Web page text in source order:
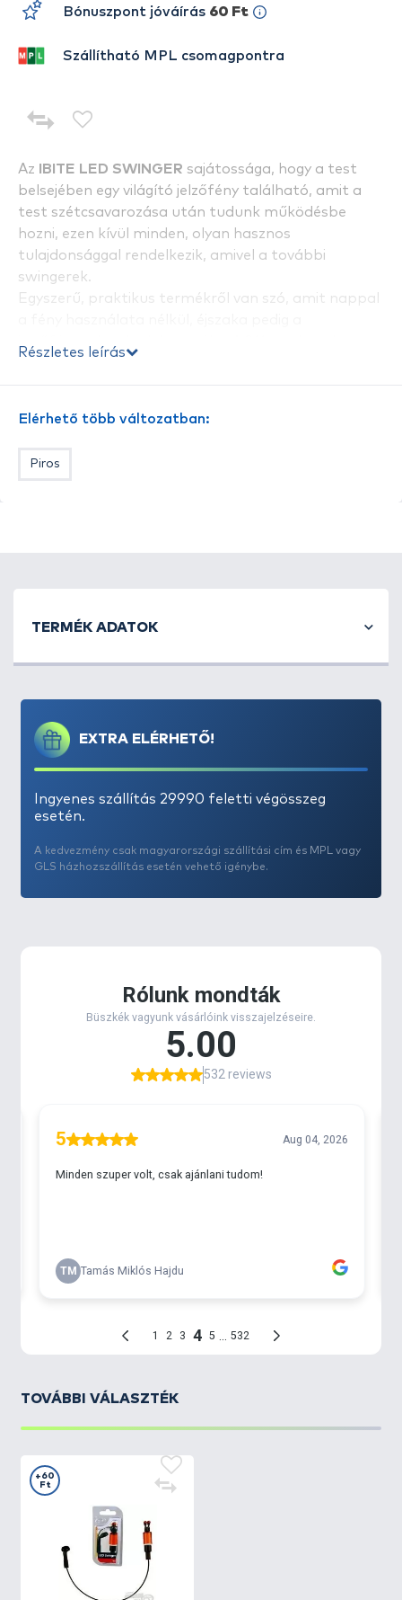
Az IBITE LED SWINGER sajátossága, hogy a test
belsejében egy világító jelzőfény található, amit a
test szétcsavarozása után tudunk működésbe
hozni, ezen kívül minden, olyan hasznos
tulajdonsággal rendelkezik, amivel a további
swingerek.
Egyszerű, praktikus termékről van szó, amit nappal
hossza: 21 cm.
Részletes leírás
Elérhető több változatban:
Piros
Bónuszpont jóváírás 60 Ft
Szállítható MPL csomagpontra
EXTRA ELÉRHETŐ!
Ingyenes szállítás 29990 feletti végösszeg
esetén.
A kedvezmény csak magyarországi szállítási cím és MPL vagy
GLS házhozszállítás esetén vehető igénybe.
TOVÁBBI VÁLASZTÉK
+60
Ft
TERMÉK ADATOK